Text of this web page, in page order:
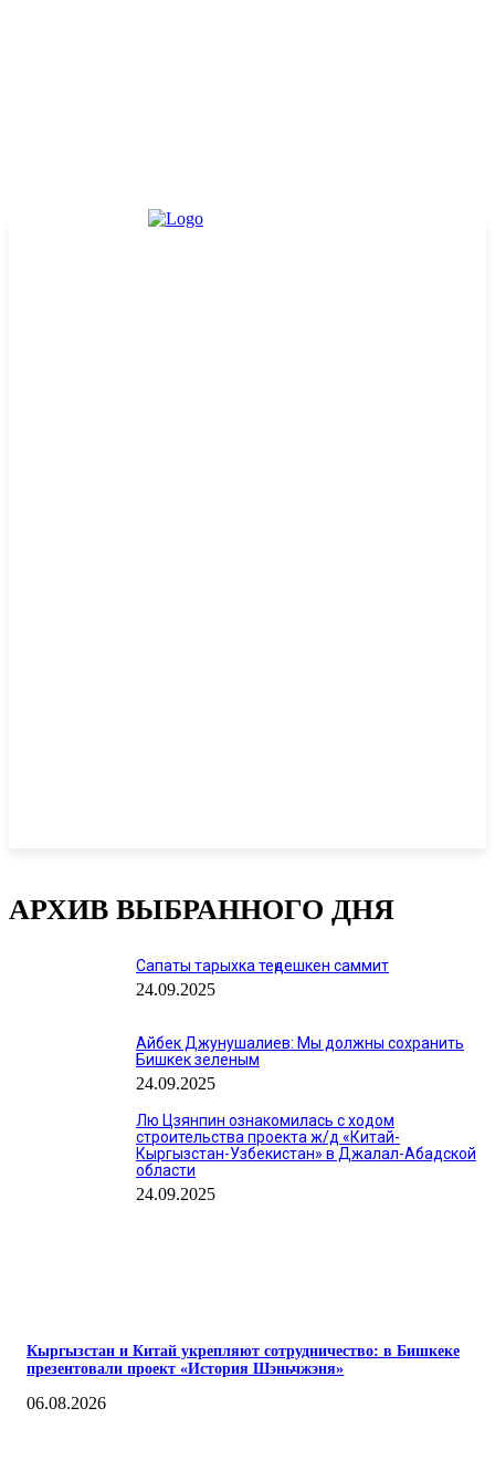
АРХИВ ВЫБРАННОГО ДНЯ
Сапаты тарыхка теӊдешкен саммит
24.09.2025
Айбек Джунушалиев: Мы должны сохранить
Бишкек зеленым
24.09.2025
Лю Цзянпин ознакомилась с ходом
строительства проекта ж/д «Китай-
Кыргызстан-Узбекистан» в Джалал-Абадской
области
24.09.2025
Кыргызстан и Китай укрепляют сотрудничество: в Бишкеке
презентовали проект «История Шэньчжэня»
06.08.2026